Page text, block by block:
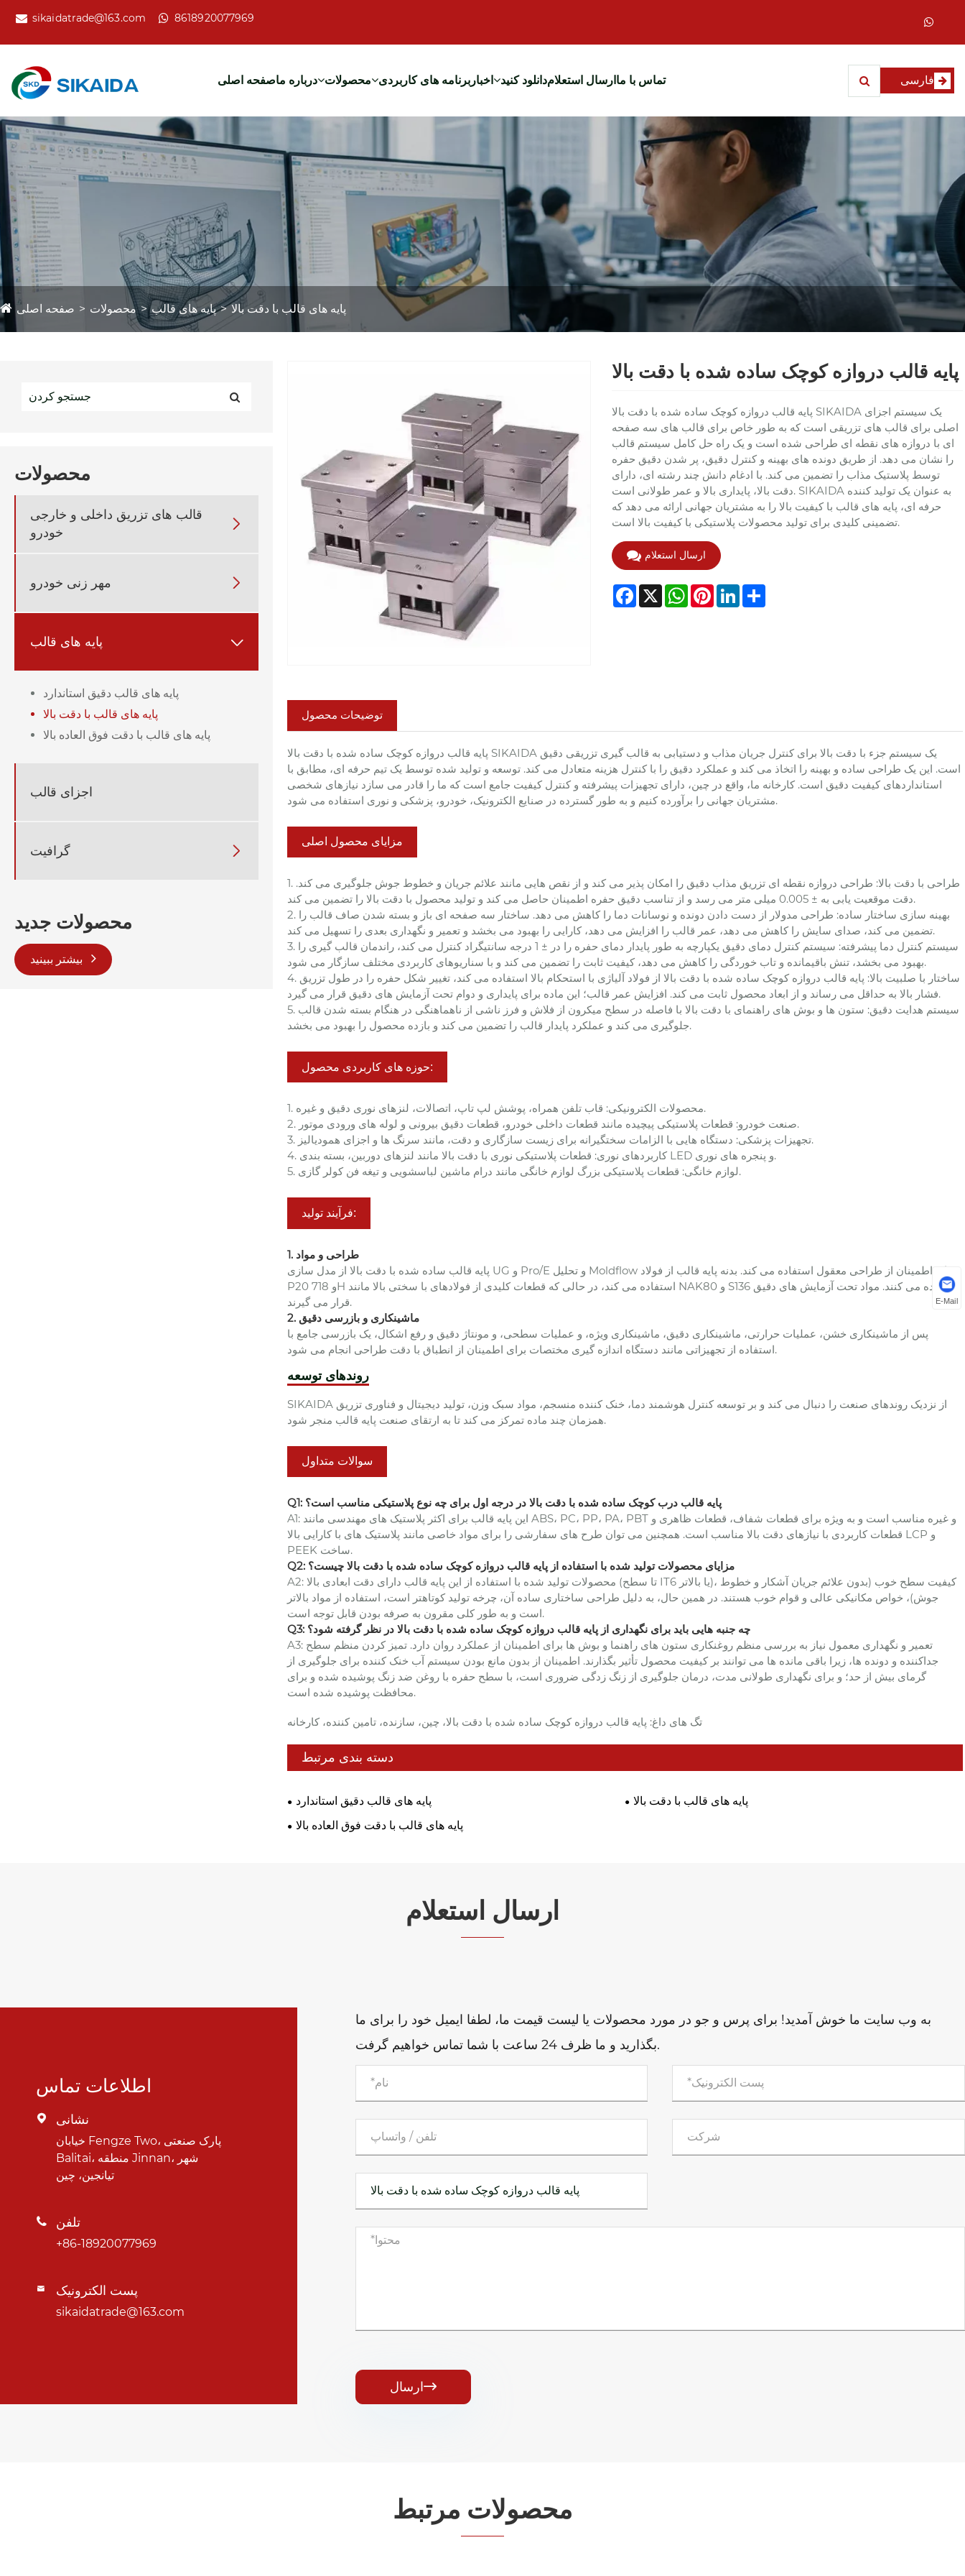
sikaidatrade@163.com 8618920077969
صفحه اصلیدرباره ما محصولات برنامه های کاربردی اخبار دانلود کنیدارسال استعلامتماس با ما فارسی
صفحه اصلی محصولات پایه های قالب پایه های قالب با دقت بالا
محصولات
قالب های تزریق داخلی و خارجی
خودرو

مهر زنی خودرو 
پایه های قالب 
پایه های قالب دقیق استاندارد
پایه های قالب با دقت بالا
پایه های قالب با دقت فوق العاده بالا
اجزای قالب
گرافیت 
محصولات جدید
پایه قالب دروازه کوچک ساده شده با دقت بالا
پایه قالب دروازه کوچک ساده شده با دقت بالا SIKAIDA یک سیستم اجزای
اصلی برای قالب های تزریقی است که به طور خاص برای قالب های سه صفحه
ای با دروازه های نقطه ای طراحی شده است و یک راه حل کامل سیستم قالب
را نشان می دهد. از طریق دونده های بهینه و کنترل دقیق، پر شدن دقیق حفره
توسط پلاستیک مذاب را تضمین می کند. با ادغام دانش چند رشته ای، دارای
دقت بالا، پایداری بالا و عمر طولانی است. SIKAIDA به عنوان یک تولید کننده
حرفه ای، پایه های قالب با کیفیت بالا را به مشتریان جهانی ارائه می دهد که
تضمینی کلیدی برای تولید محصولات پلاستیکی با کیفیت بالا است.
ارسال استعلام
Facebook
X WhatsApp
PinterestLinkedIn
Share
توضیحات محصول
پایه قالب دروازه کوچک ساده شده با دقت بالا SIKAIDA یک سیستم جزء با دقت بالا برای کنترل جریان مذاب و دستیابی به قالب گیری تزریقی دقیق
است. این یک طراحی ساده و بهینه را اتخاذ می کند و عملکرد دقیق را با کنترل هزینه متعادل می کند. توسعه و تولید شده توسط یک تیم حرفه ای، مطابق با
استانداردهای کیفیت دقیق است. کارخانه ما، واقع در چین، دارای تجهیزات پیشرفته و کنترل کیفیت جامع است که ما را قادر می سازد نیازهای شخصی
مشتریان جهانی را برآورده کنیم و به طور گسترده در صنایع الکترونیک، خودرو، پزشکی و نوری استفاده می شود.
مزایای محصول اصلی
1. طراحی با دقت بالا: طراحی دروازه نقطه ای تزریق مذاب دقیق را امکان پذیر می کند و از نقص هایی مانند علائم جریان و خطوط جوش جلوگیری می کند.
دقت موقعیت یابی به ± 0.005 میلی متر می رسد و از تناسب دقیق حفره اطمینان حاصل می کند و تولید محصول با دقت بالا را تضمین می کند.
2. بهینه سازی ساختار ساده: طراحی مدولار از دست دادن دونده و نوسانات دما را کاهش می دهد. ساختار سه صفحه ای باز و بسته شدن صاف قالب را
تضمین می کند، صدای سایش را کاهش می دهد، عمر قالب را افزایش می دهد، کارایی را بهبود می بخشد و تعمیر و نگهداری بعدی را تسهیل می کند.
3. سیستم کنترل دما پیشرفته: سیستم کنترل دمای دقیق یکپارچه به طور پایدار دمای حفره را در ± 1 درجه سانتیگراد کنترل می کند، راندمان قالب گیری را
بهبود می بخشد، تنش باقیمانده و تاب خوردگی را کاهش می دهد، کیفیت ثابت را تضمین می کند و با سناریوهای کاربردی مختلف سازگار می شود.
4. ساختار با صلبیت بالا: پایه قالب دروازه کوچک ساده شده با دقت بالا از فولاد آلیاژی با استحکام بالا استفاده می کند، تغییر شکل حفره را در طول تزریق
فشار بالا به حداقل می رساند و از ابعاد محصول ثابت می کند. افزایش عمر قالب؛ این ماده برای پایداری و دوام تحت آزمایش های دقیق قرار می گیرد.
5. سیستم هدایت دقیق: ستون ها و بوش های راهنمای با دقت بالا با فاصله در سطح میکرون از فلاش و فرز ناشی از ناهماهنگی در هنگام بسته شدن قالب
جلوگیری می کند و عملکرد پایدار قالب را تضمین می کند و بازده محصول را بهبود می بخشد.
حوزه های کاربردی محصول:
1. محصولات الکترونیکی: قاب تلفن همراه، پوشش لپ تاپ، اتصالات، لنزهای نوری دقیق و غیره.
2. صنعت خودرو: قطعات پلاستیکی پیچیده مانند قطعات داخلی خودرو، قطعات دقیق بیرونی و لوله های ورودی موتور.
3. تجهیزات پزشکی: دستگاه هایی با الزامات سختگیرانه برای زیست سازگاری و دقت، مانند سرنگ ها و اجزای همودیالیز.
4. کاربردهای نوری: قطعات پلاستیکی نوری با دقت بالا مانند لنزهای دوربین، بسته بندی LED و پنجره های نوری.
5. لوازم خانگی: قطعات پلاستیکی بزرگ لوازم خانگی مانند درام ماشین لباسشویی و تیغه فن کولر گازی.
فرآیند تولید:
1. طراحی و مواد
پایه قالب ساده شده با دقت بالا از مدل سازی UG و Pro/E و تحلیل Moldflow برای اطمینان از طراحی معقول استفاده می کند. بدنه پایه قالب از فولاد
P20 و 718H استفاده می کند، در حالی که قطعات کلیدی از فولادهای با سختی بالا مانند NAK80 و S136 استفاده می کنند. مواد تحت آزمایش های دقیق
قرار می گیرند.
2. ماشینکاری و بازرسی دقیق
پس از ماشینکاری خشن، عملیات حرارتی، ماشینکاری دقیق، ماشینکاری ویژه، و عملیات سطحی، و مونتاژ دقیق و رفع اشکال، یک بازرسی جامع با
استفاده از تجهیزاتی مانند دستگاه اندازه گیری مختصات برای اطمینان از انطباق با دقت طراحی انجام می شود.
روندهای توسعه
SIKAIDA از نزدیک روندهای صنعت را دنبال می کند و بر توسعه کنترل هوشمند دما، خنک کننده منسجم، مواد سبک وزن، تولید دیجیتال و فناوری تزریق
همزمان چند ماده تمرکز می کند تا به ارتقای صنعت پایه قالب منجر شود.
سوالات متداول
Q1: پایه قالب درب کوچک ساده شده با دقت بالا در درجه اول برای چه نوع پلاستیکی مناسب است؟
A1: این پایه قالب برای اکثر پلاستیک های مهندسی مانند ABS، PC، PP، PA، PBT و غیره مناسب است و به ویژه برای قطعات شفاف، قطعات ظاهری و
قطعات کاربردی با نیازهای دقت بالا مناسب است. همچنین می توان طرح های سفارشی را برای مواد خاصی مانند پلاستیک های با کارایی بالا LCP و
PEEK ساخت.
Q2: مزایای محصولات تولید شده با استفاده از پایه قالب دروازه کوچک ساده شده با دقت بالا چیست؟
A2: محصولات تولید شده با استفاده از این پایه قالب دارای دقت ابعادی بالا (تا سطح IT6 یا بالاتر)، کیفیت سطح خوب (بدون علائم جریان آشکار و خطوط
جوش)، خواص مکانیکی عالی و قوام خوب هستند. در همین حال، به دلیل طراحی ساختاری ساده آن، چرخه تولید کوتاهتر است، استفاده از مواد بالاتر
است و به طور کلی مقرون به صرفه بودن قابل توجه است.
Q3: چه جنبه هایی باید برای نگهداری از پایه قالب دروازه کوچک ساده شده با دقت بالا در نظر گرفته شود؟
A3: تعمیر و نگهداری معمول نیاز به بررسی منظم روغنکاری ستون های راهنما و بوش ها برای اطمینان از عملکرد روان دارد. تمیز کردن منظم سطح
جداکننده و دونده ها، زیرا باقی مانده ها می توانند بر کیفیت محصول تأثیر بگذارند. اطمینان از بدون مانع بودن سیستم آب خنک کننده برای جلوگیری از
گرمای بیش از حد؛ و برای نگهداری طولانی مدت، درمان جلوگیری از زنگ زدگی ضروری است، با سطح حفره با روغن ضد زنگ پوشیده شده و برای
محافظت پوشیده شده است.
تگ های داغ: پایه قالب دروازه کوچک ساده شده با دقت بالا، چین، سازنده، تامین کننده، کارخانه
دسته بندی مرتبط
پایه های قالب دقیق استاندارد
پایه های قالب با دقت بالا
پایه های قالب با دقت فوق العاده بالا
ارسال استعلام
اطلاعات تماس
 نشانی
خیابان Fengze Two، پارک صنعتی
Balitai، منطقه Jinnan، شهر
تیانجین، چین
 تلفن
+86-18920077969
 پست الکترونیک
sikaidatrade@163.com
به وب سایت ما خوش آمدید! برای پرس و جو در مورد محصولات یا لیست قیمت ما، لطفا ایمیل خود را برای ما
بگذارید و ما ظرف 24 ساعت با شما تماس خواهیم گرفت.
ارسال
محصولات مرتبط
E-Mail